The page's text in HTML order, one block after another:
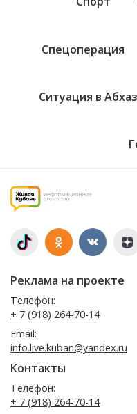
Спецоперация
Ситуация в
Реклама на проекте
Телефон:
+ 7 (918) 264-70-14
Email:
info.live.kuban@yandex.ru
Контакты
Телефон:
+ 7 (918) 264-70-14